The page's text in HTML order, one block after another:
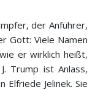
der Anführer,
Gott: Viele Namen
er wirklich heißt,
Trump ist Anlass,
Elfriede Jelinek. Sie